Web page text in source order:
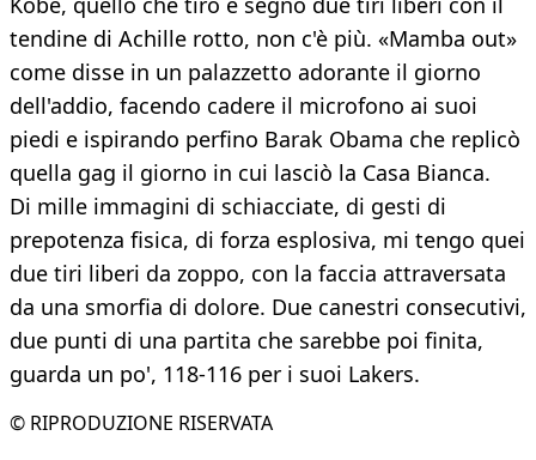
tendine di Achille rotto, non c'è più. «Mamba out»
come disse in un palazzetto adorante il giorno
dell'addio, facendo cadere il microfono ai suoi
piedi e ispirando perfino Barak Obama che replicò
quella gag il giorno in cui lasciò la Casa Bianca.
Di mille immagini di schiacciate, di gesti di
prepotenza fisica, di forza esplosiva, mi tengo quei
due tiri liberi da zoppo, con la faccia attraversata
da una smorfia di dolore. Due canestri consecutivi,
due punti di una partita che sarebbe poi finita,
guarda un po', 118-116 per i suoi Lakers.
© RIPRODUZIONE RISERVATA